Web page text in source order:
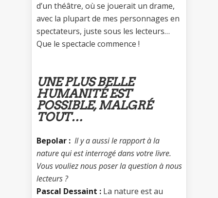
d’un théâtre, où se jouerait un drame,
avec la plupart de mes personnages en
spectateurs, juste sous les lecteurs…
Que le spectacle commence !
UNE PLUS BELLE
HUMANITÉ EST
POSSIBLE, MALGRÉ
TOUT…
Bepolar : Il y a aussi le rapport à la
nature qui est interrogé dans votre livre.
Vous vouliez nous poser la question à nous
lecteurs ?
Pascal Dessaint : La nature est au